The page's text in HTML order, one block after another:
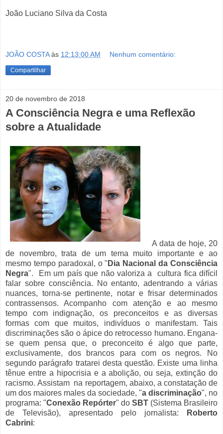
João Luciano Silva da Costa
JOÃO COSTAàs 12:13:00 AM Nenhum comentário:
Compartilhar
20 de novembro de 2018
A Consciência Negra e uma Reflexão
sobre a Atualidade
A data de hoje, 20
de novembro, trata de um tema muito importante e ao
mesmo tempo paradoxal, o " Dia Nacional da Consciência
Negra". Em um país que não valoriza a cultura fica difícil
falar sobre consciência. No entanto, adentrando a várias
nuances, torna-se pertinente, notar e frisar determinados
contrassensos. Acompanho com atenção e ao mesmo
tempo com indignação, os preconceitos e as diversas
formas com que muitos, indivíduos o manifestam. Tais
discriminações são o ápice do retrocesso humano. Engana-
se quem pensa que, o preconceito é algo que parte,
exclusivamente, dos brancos para com os negros. No
segundo parágrafo tratarei desta questão. Existe uma linha
tênue entre a hipocrisia e a abolição, ou seja, extinção do
racismo.Assistam na reportagem, abaixo, a constatação de
um dos maiores males da sociedade, "a discriminação", no
programa: "Conexão Repórter" do SBT (Sistema Brasileiro
de Televisão), apresentado pelo jornalista:
Roberto
Cabrini: